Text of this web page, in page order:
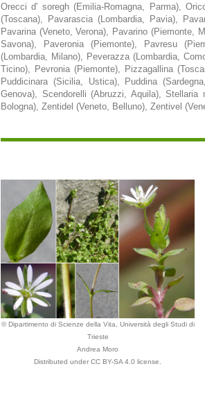
Orecci d' soregh (Emilia-Romagna, Parma),
(Toscana), Pavarascia (Lombardia, Pavia),
Pavarina (Veneto, Verona), Pavarino (Piemonte,
Savona), Paveronia (Piemonte), Pavresu
(Lombardia, Milano), Peverazza (Lombardia,
Ticino), Pevronia (Piemonte), Pizzagallina
Puddicinara (Sicilia, Ustica), Puddina
Genova), Scendorelli (Abruzzi, Aquila),
Bologna), Zentidel (Veneto, Belluno), Zentivel
© Dipartimento di Scienze della Vita, Università degli Studi di
Trieste
Andrea Moro
Distributed under CC BY-SA 4.0 license.